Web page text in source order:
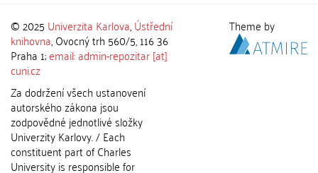
© 2025 Univerzita Karlova,Ústřední
knihovna, Ovocný trh 560/5, 116 36
Praha 1;email: admin-repozitar [at]
cuni.cz
Za dodržení všech ustanovení
autorského zákona jsou
zodpovědné jednotlivé složky
Univerzity Karlovy. / Each
constituent part of Charles
University is responsible for
Theme by